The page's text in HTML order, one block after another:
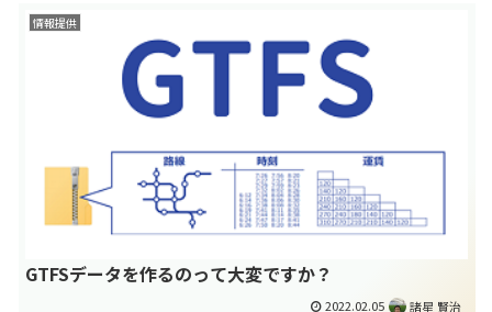
情報提供
GTFSデータを作るのって大変ですか？
2022.02.05 諸星 賢治